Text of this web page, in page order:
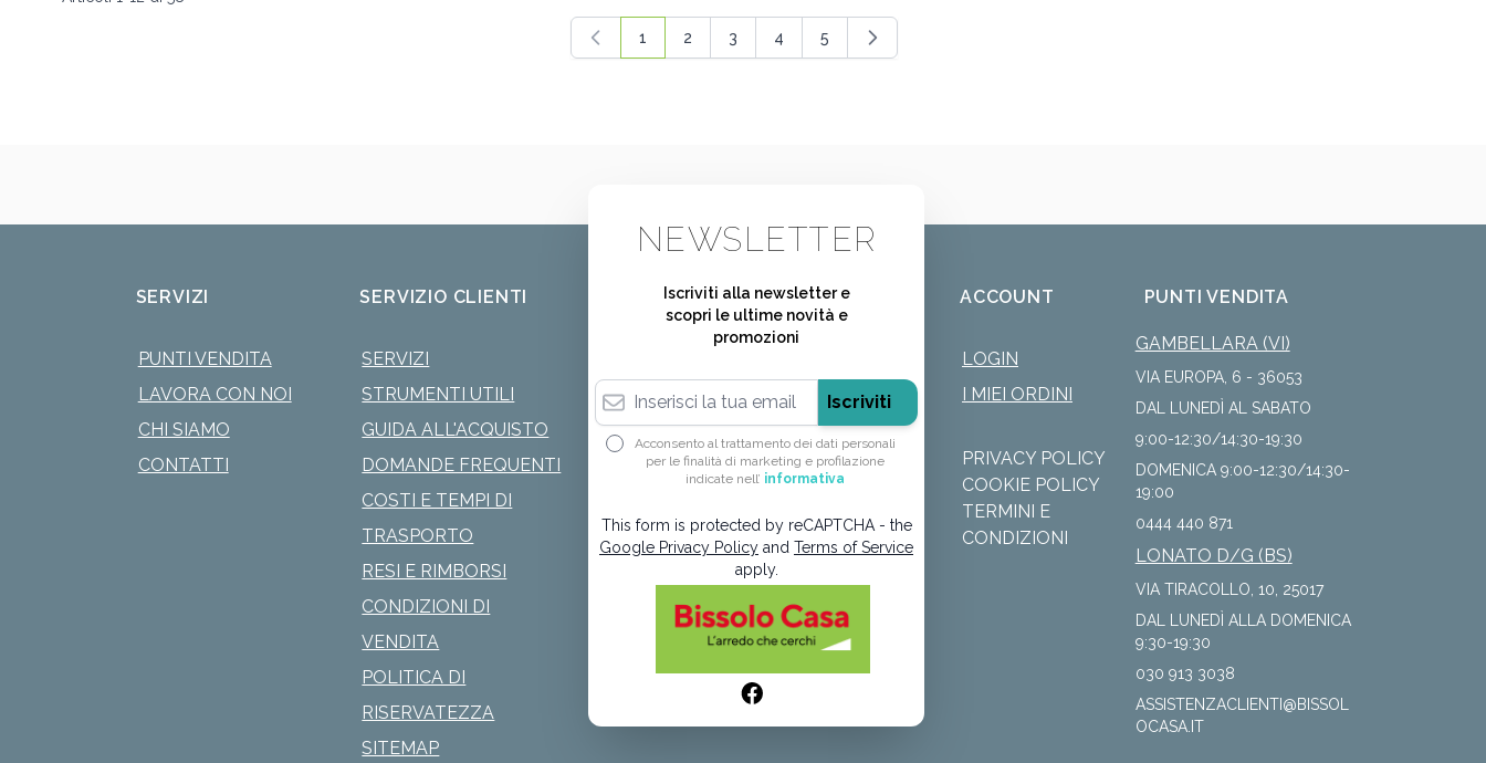
Attualmente stai leggendo la pagina
1
Pagina
2
Pagina
3
Pagina
4
Pagina
5
SERVIZI
PUNTI VENDITA
LAVORA CON NOI
CHI SIAMO
CONTATTI
SERVIZIO CLIENTI
SERVIZI
STRUMENTI UTILI
GUIDA ALL'ACQUISTO
DOMANDE FREQUENTI
COSTI E TEMPI DI
TRASPORTO
RESI E RIMBORSI
CONDIZIONI DI
VENDITA
POLITICA DI
RISERVATEZZA
SITEMAP
NEWSLETTER
Iscriviti alla newsletter e
scopri le ultime novità e
promozioni
Indirizzo email
Iscriviti
Acconsento al trattamento dei dati personali
per le finalità di marketing e profilazione
indicate nell’ informativa
This form is protected by reCAPTCHA - the
Google Privacy Policy and Terms of Service
apply.
ACCOUNT
LOGIN
I MIEI ORDINI
PRIVACY POLICY
COOKIE POLICY
TERMINI E
CONDIZIONI
PUNTI VENDITA
GAMBELLARA (VI)
VIA EUROPA, 6 - 36053
DAL LUNEDÌ AL SABATO
9:00-12:30/14:30-19:30
DOMENICA 9:00-12:30/14:30-
19:00
0444 440 871
LONATO D/G (BS)
VIA TIRACOLLO, 10, 25017
DAL LUNEDÌ ALLA DOMENICA
9:30-19:30
030 913 3038
ASSISTENZACLIENTI@BISSOL
OCASA.IT